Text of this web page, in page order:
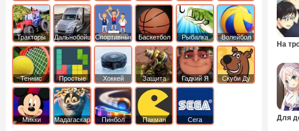
На
Для
машин
машины
Тракторы ДальнобойщикиСпортивные Баскетбол Рыбалка Волейбол
Теннис Простые Хоккей
Защита
башни
Гадкий Я Скуби Ду
Микки
Мадагаскар Пинбол Пакман Сега